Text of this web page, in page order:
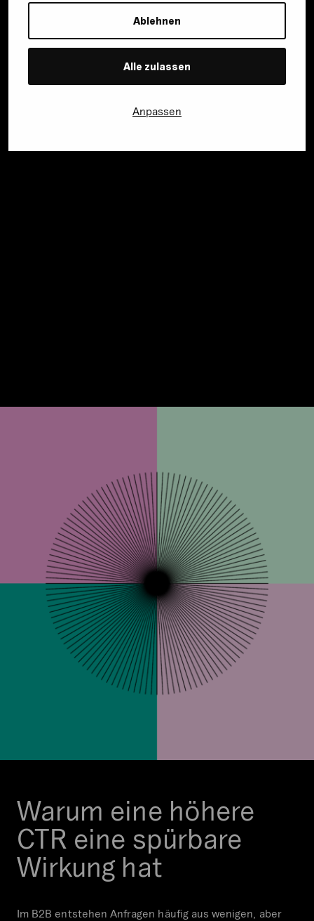
Ablehnen
Alle zulassen
Anpassen
Warum eine höhere
CTR eine spürbare
Wirkung hat
Im B2B entstehen Anfragen häufig aus wenigen, aber